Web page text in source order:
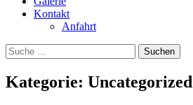
Kontakt
Anfahrt
Suchen
Suchen
nach:
Kategorie: Uncategorized